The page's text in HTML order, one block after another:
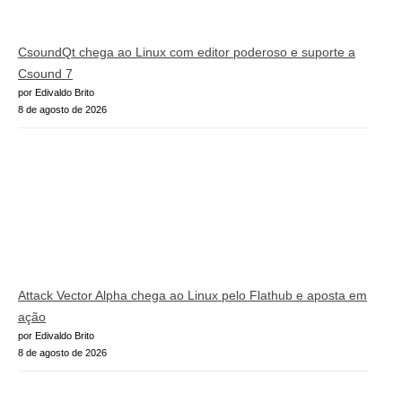
CsoundQt chega ao Linux com editor poderoso e suporte a
Csound 7
por Edivaldo Brito
8 de agosto de 2026
Attack Vector Alpha chega ao Linux pelo Flathub e aposta em
ação
por Edivaldo Brito
8 de agosto de 2026